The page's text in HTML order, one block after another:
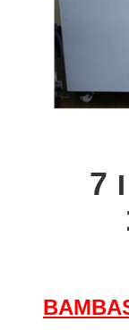
בן מרי קר 3 ,5,4 ו 7